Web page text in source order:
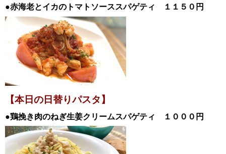
●赤海老とイカのトマトソーススパゲティ １１５０円
【本日の日替りパスタ】
●鶏挽き肉のねぎ生姜クリームスパゲティ １０００ 円